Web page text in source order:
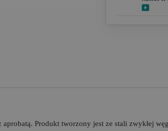
Produkt tworzony jest ze stali zwykłej